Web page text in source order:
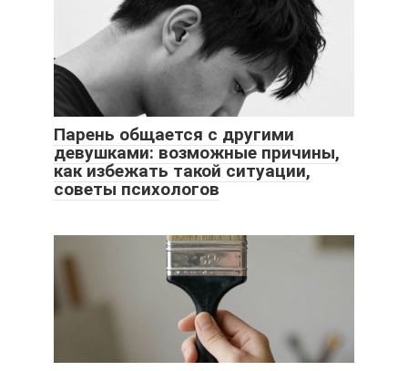
Парень общается с другими
девушками: возможные причины,
как избежать такой ситуации,
советы психологов